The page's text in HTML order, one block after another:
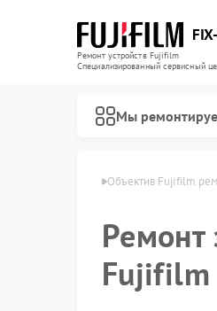
Ремонт устройств Fujifilm
Специализированный cервисный
Мы
Fujifilm в Казани Объектив Fujifilm
Ремонт
Fujifilm